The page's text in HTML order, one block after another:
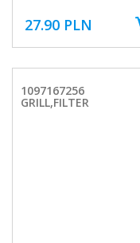
27.90 PLN
1097167256
GRILL,FILTER